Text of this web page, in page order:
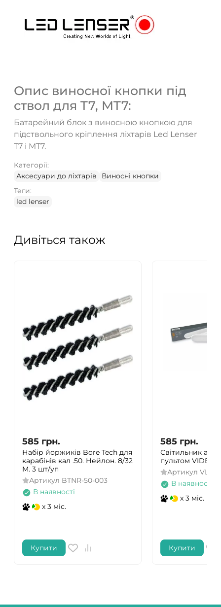
Опис виносної кнопки під
ствол для T7, MT7:
Батарейний блок з виносною кнопкою для
підствольного кріплення ліхтарів Led Lenser
T7 і MT7.
Категорії:
Аксесуари до ліхтарів
Виносні кнопки
Теги:
led lenser
Дивіться також
585 грн.
Набір йоржиків Bore Tech для
карабінів кал .50. Нейлон. 8/32
M. 3 шт/уп
Артикул BTNR-50-003
В наявності
x 3 міс.
Купити
585 грн.
Світильник
пультом VIDEX
Артикул VL-
В наявності
x 3 міс.
Купити